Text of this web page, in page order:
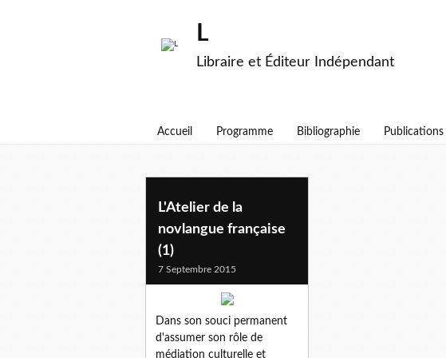
L
Libraire et Éditeur Indépendant
Accueil Programme Bibliographie
novlangue
L'Atelier de la
novlangue française
(1)
7 Septembre 2015
Dans son souci permanent
d'assumer son rôle de
médiation culturelle et